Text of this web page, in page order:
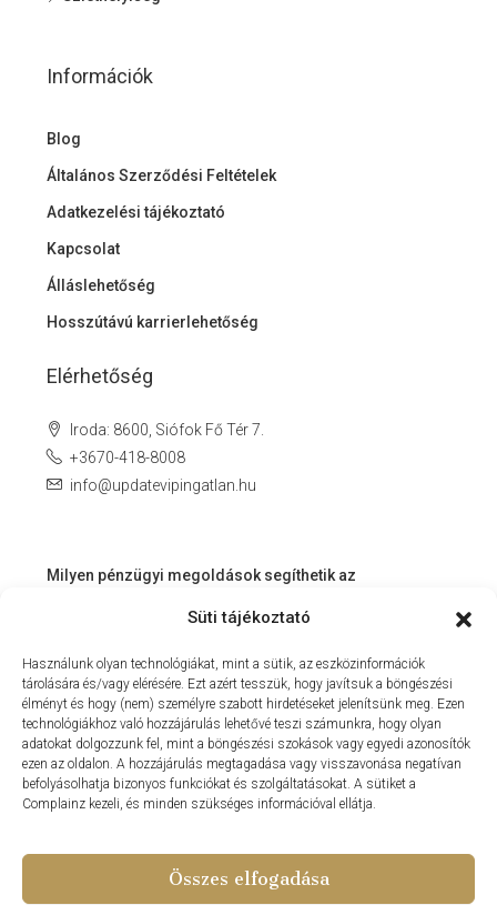
Süti tájékoztató
Használunk olyan technológiákat, mint a sütik, az eszközinformációk
tárolására és/vagy elérésére. Ezt azért tesszük, hogy javítsuk a böngészési
élményt és hogy (nem) személyre szabott hirdetéseket jelenítsünk meg. Ezen
technológiákhoz való hozzájárulás lehetővé teszi számunkra, hogy olyan
adatokat dolgozzunk fel, mint a böngészési szokások vagy egyedi azonosítók
ezen az oldalon. A hozzájárulás megtagadása vagy visszavonása negatívan
befolyásolhatja bizonyos funkciókat és szolgáltatásokat. A sütiket a
Complainz kezeli, és minden szükséges információval ellátja.
Összes elfogadása
Információk
Blog
Általános Szerződési Feltételek
Adatkezelési tájékoztató
Kapcsolat
Álláslehetőség
Hosszútávú karrierlehetőség
Elérhetőség
Iroda: 8600, Siófok Fő Tér 7.
+3670-418-8008
info@updatevipingatlan.hu
Milyen pénzügyi megoldások segíthetik az
szolgáltatás a Balaton környékén
MIT KÍNÁLHAT SZÁMUNKRA EGY INGATLANIRODA VEVŐI
ÉS ELADÓI NÉZŐPONTBÓL?
MILYEN KÖLTSÉGEKKEL KELL SZÁMOLNUNK
INGATLANVÁSÁRLÁS SORÁN?